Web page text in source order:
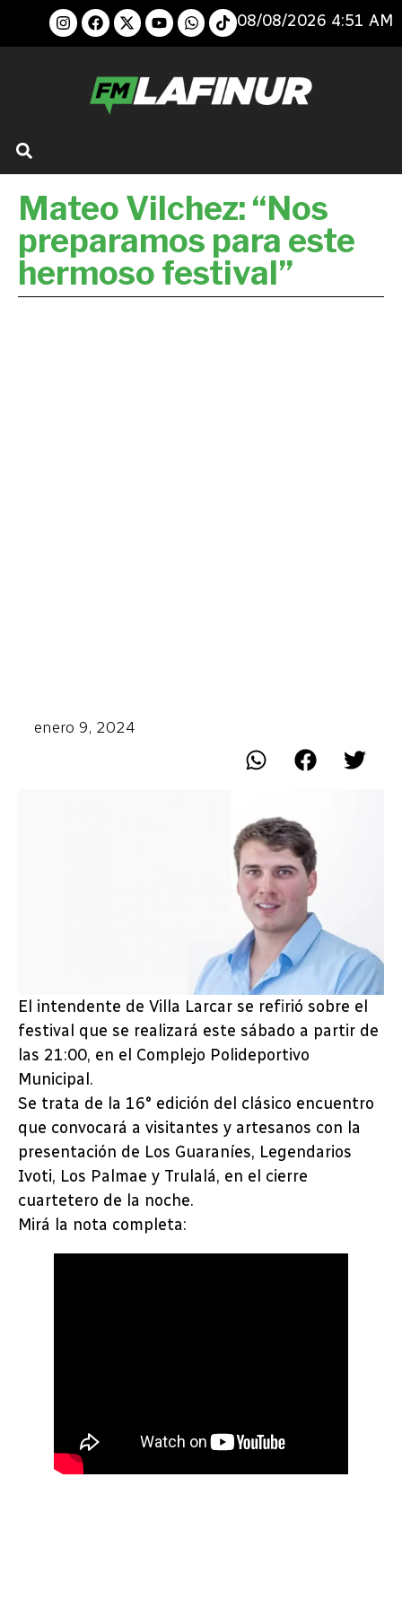
08/08/2026 4:51 AM
Mateo Vilchez: “Nos
preparamos para este
hermoso festival”
enero 9, 2024
El intendente de Villa Larcar se refirió sobre el
festival que se realizará este sábado a partir de
las 21:00, en el Complejo Polideportivo
Municipal.
Se trata de la 16° edición del clásico encuentro
que convocará a visitantes y artesanos con la
presentación de Los Guaraníes, Legendarios
Ivoti, Los Palmae y Trulalá, en el cierre
cuartetero de la noche.
Mirá la nota completa: